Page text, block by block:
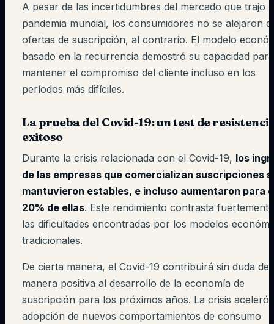
A pesar de las incertidumbres del mercado que trajo
pandemia mundial, los consumidores no se alejaron
ofertas de suscripción, al contrario. El modelo
basado en la recurrencia demostró su capacidad para
mantener el compromiso del cliente incluso en los
períodos más difíciles.
La prueba del Covid-19: un test de
exitoso
Durante la crisis relacionada con el Covid-19, los
de las empresas que comercializan suscripciones
mantuvieron estables, e incluso aumentaron para
20% de ellas. Este rendimiento contrasta
las dificultades encontradas por los modelos
tradicionales.
De cierta manera, el Covid-19 contribuirá sin duda de
manera positiva al desarrollo de la economía de
suscripción para los próximos años. La crisis aceleró
adopción de nuevos comportamientos de consumo